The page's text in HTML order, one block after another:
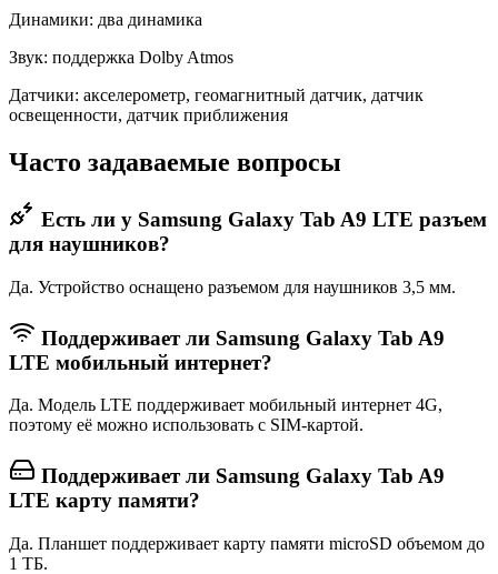
Динамики: два динамика
Звук: поддержка Dolby Atmos
Датчики: акселерометр, геомагнитный датчик, датчик
освещенности, датчик приближения
Часто задаваемые вопросы
Есть ли у Samsung Galaxy Tab A9 LTE разъем
для наушников?
Да. Устройство оснащено разъемом для наушников 3,5 мм.
Поддерживает ли Samsung Galaxy Tab A9
LTE мобильный интернет?
Да. Модель LTE поддерживает мобильный интернет 4G,
поэтому её можно использовать с SIM-картой.
Поддерживает ли Samsung Galaxy Tab A9
LTE карту памяти?
Да. Планшет поддерживает карту памяти microSD объемом до
1 ТБ.